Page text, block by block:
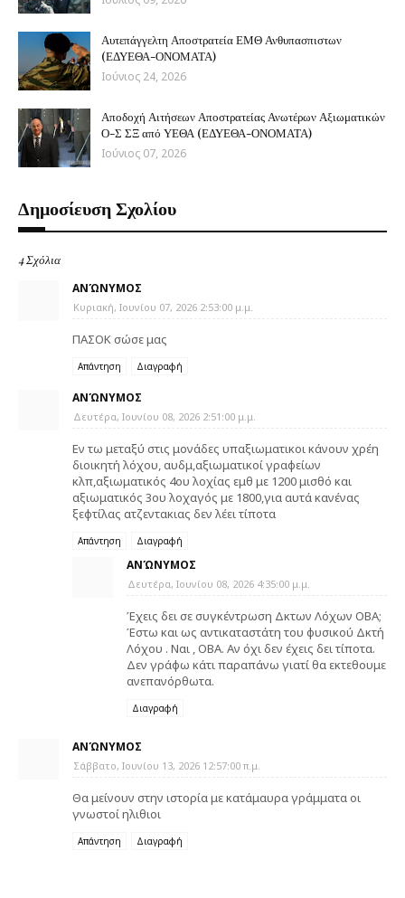
Αυτεπάγγελτη Αποστρατεία ΕΜΘ Ανθυπασπιστων
(ΕΔΥΕΘΑ-ΟΝΟΜΑΤΑ)
Ιούνιος 24, 2026
Αποδοχή Αιτήσεων Αποστρατείας Ανωτέρων Αξιωματικών
Ο-Σ ΣΞ από ΥΕΘΑ (ΕΔΥΕΘΑ-ΟΝΟΜΑΤΑ)
Ιούνιος 07, 2026
Δημοσίευση Σχολίου
4 Σχόλια
ΑΝΏΝΥΜΟΣ
Κυριακή, Ιουνίου 07, 2026 2:53:00 μ.μ.
ΠΑΣΟΚ σώσε μας
Απάντηση Διαγραφή
ΑΝΏΝΥΜΟΣ
Δευτέρα, Ιουνίου 08, 2026 2:51:00 μ.μ.
Εν τω μεταξύ στις μονάδες υπαξιωματικοι κάνουν χρέη
διοικητή λόχου, αυδμ,αξιωματικοί γραφείων
κλπ,αξιωματικός 4ου λοχίας εμθ με 1200 μισθό και
αξιωματικός 3ου λοχαγός με 1800,για αυτά κανένας
ξεφτίλας ατζεντακιας δεν λέει τίποτα
Απάντηση Διαγραφή
ΑΝΏΝΥΜΟΣ
Δευτέρα, Ιουνίου 08, 2026 4:35:00 μ.μ.
Έχεις δει σε συγκέντρωση Δκτων Λόχων ΟΒΑ;
Έστω και ως αντικαταστάτη του φυσικού Δκτή
Λόχου . Ναι , ΟΒΑ. Αν όχι δεν έχεις δει τίποτα.
Δεν γράφω κάτι παραπάνω γιατί θα εκτεθουμε
ανεπανόρθωτα.
Διαγραφή
ΑΝΏΝΥΜΟΣ
Σάββατο, Ιουνίου 13, 2026 12:57:00 π.μ.
Θα μείνουν στην ιστορία με κατάμαυρα γράμματα οι
γνωστοί ηλιθιοι
Απάντηση Διαγραφή